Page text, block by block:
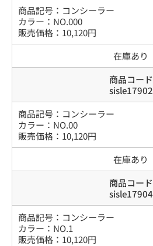
商品記号： コンシーラー
カラー ： NO.000
販売価格： 10,120円
在庫あり
商品コード
sisle17902
商品記号： コンシーラー
カラー ： NO.00
販売価格： 10,120円
在庫あり
商品コード
sisle17904
商品記号： コンシーラー
カラー ： NO.1
販売価格： 10,120円